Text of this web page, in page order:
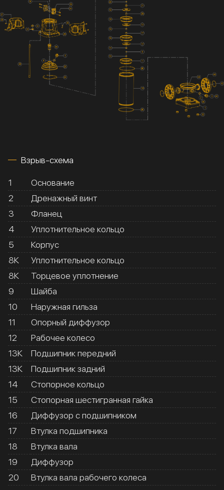
Взрыв-схема
1
Основание
2
Дренажный винт
3
Фланец
4
Уплотнительное кольцо
5
Корпус
8К
Уплотнительное кольцо
8К
Торцевое уплотнение
9
Шайба
10
Наружная гильза
11
Опорный диффузор
12
Рабочее колесо
13К
Подшипник передний
13К
Подшипник задний
14
Стопорное кольцо
15
Стопорная шестигранная гайка
16
Диффузор с подшипником
17
Втулка подшипника
18
Втулка вала
19
Диффузор
20
Втулка вала рабочего колеса